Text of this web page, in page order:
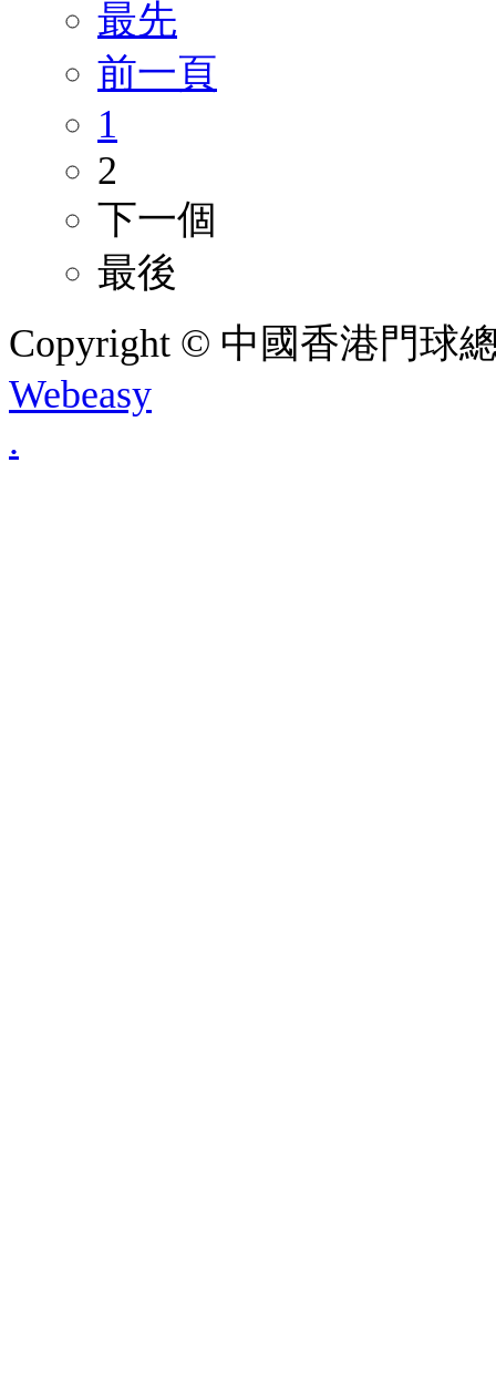
最先
前一頁
1
2
下一個
最後
Copyright © 中國香港門球
Webeasy
.